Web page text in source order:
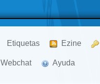
Etiquetas Ezine
Webchat Ayuda